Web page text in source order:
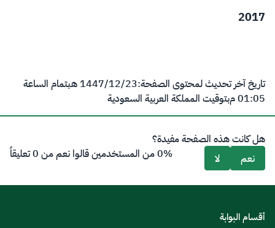
2017
تاريخ آخر تحديث لمحتوى الصفحة:23‏/12‏/1447 هـ
بتمام الساعة
01:05 م
بتوقيت المملكة العربية السعودية
هل كانت هذه الصفحة مفيدة؟
نعم
لا 0% من المستخدمين قالوا نعم من 0 تعليقاً
أقسام البوابة